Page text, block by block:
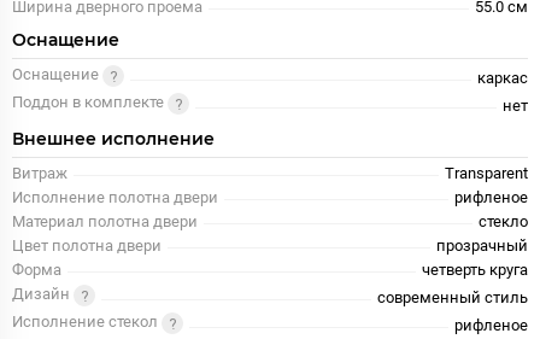
Ширина дверного проема 55.0 см
Оснащение
Оснащение
каркас
Поддон в комплекте
нет
Внешнее исполнение
Витраж
Transparent
Исполнение полотна двери
рифленое
Материал полотна двери
стекло
Цвет полотна двери
прозрачный
Форма
четверть круга
Дизайн
современный стиль
Исполнение стекол
рифленое